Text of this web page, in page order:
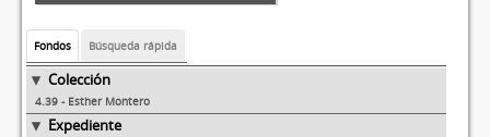
Fondos Búsqueda rápida
Colección
4.39 - Esther Montero
Expediente